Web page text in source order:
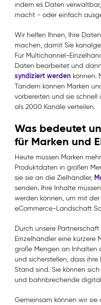
indem es Daten
macht - oder einfach
Wir helfen Ihnen, Ihre
machen, damit Sie
Für Multichannel-
Daten bearbeitet und
syndiziert werden können.
Tandem können Marken
vorbereiten und sie
als 2000 Kanäle verteilen.
Was bedeutet
für Marken und
Heute müssen Marken
Produktdaten in großen
sie sie an die Zielhändler,
senden. Ihre Inhalte
werden können, um mit
eCommerce-Landschaft
Durch unsere
Einzelhändler eine kürzere
große Mengen an Inhalten
und sicherstellen, dass
Stand sind. Sie können
und bahnbrechende
Gemeinsam können wir